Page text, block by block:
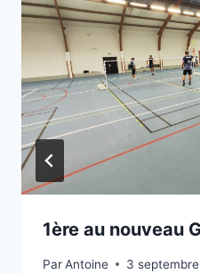
1ère au nouveau
ParAntoine 3